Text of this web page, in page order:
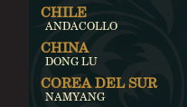
CHILE
ANDACOLLO
CHINA
DONG LU
COREA DEL SUR
NAMYANG